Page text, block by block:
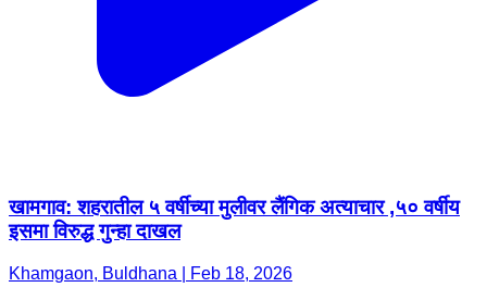
खामगाव: शहरातील ५ वर्षीच्या मुलीवर लैंगिक अत्याचार ,५० वर्षीय
इसमा विरुद्ध गुन्हा दाखल
Khamgaon, Buldhana | Feb 18, 2026